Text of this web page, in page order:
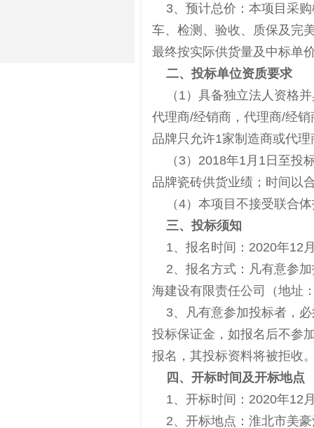
3、预计总价：本项目采购
车、检测、验收、质保及完
最终按实际供货量及中标单
二、投标单位资质要求
（1）具备独立法人资格并
代理商/经销商，代理商/经
品牌只允许1家制造商或代
（3）2018年1月1日至投
品牌瓷砖供货业绩；时间以
（4）本项目不接受联合体
三、投标须知
1、报名时间：2020年12
2、报名方式：凡有意参加
海建设有限责任公司（地址
3、凡有意参加投标者，必
投标保证金，如报名后不参
报名，其投标资料将被拒收
四、开标时间及开标地点
1、开标时间：2020年12
2、开标地点：淮北市美豪